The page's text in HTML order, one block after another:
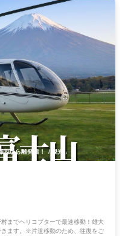
内から離発着！ 観光 記念日
までヘリコプターで最速移動！雄大
ます。※片道移動のため、往復をご